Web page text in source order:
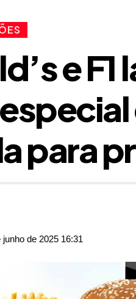
e F1
para
de 2025 16:31